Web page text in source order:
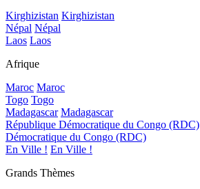
Kirghizistan Kirghizistan
Népal Népal
Laos Laos
Afrique
Maroc Maroc
Togo Togo
Madagascar Madagascar
République Démocratique du Congo (RDC)
Démocratique du Congo (RDC)
En Ville ! En Ville !
Grands Thèmes